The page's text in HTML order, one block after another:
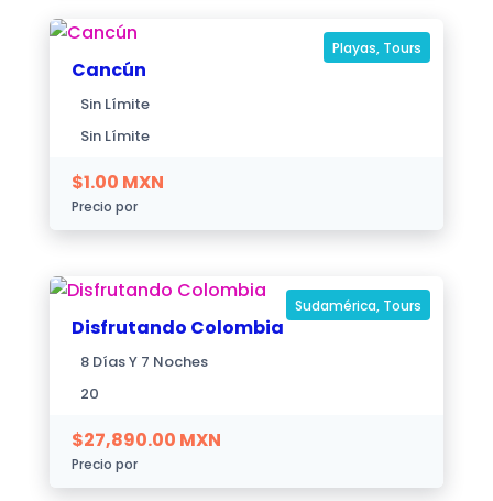
Playas, Tours
Cancún
Sin Límite
Sin Límite
Precio por
$1.00 MXN
Sudamérica, Tours
Disfrutando Colombia
8 Días Y 7 Noches
20
Precio por
$27,890.00 MXN